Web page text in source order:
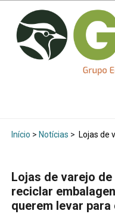
Início > Notícias > Lojas de
Lojas de varejo
reciclar
querem levar para